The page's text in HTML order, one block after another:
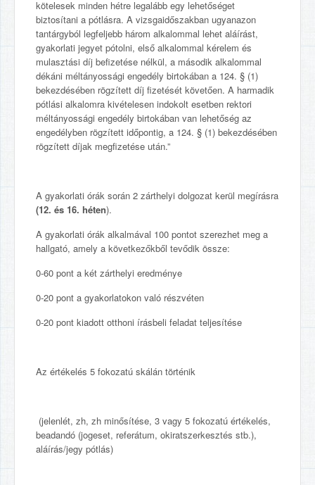
kötelesek minden hétre legalább egy lehetőséget
biztosítani a pótlásra. A vizsgaidőszakban ugyanazon
tantárgyból legfeljebb három alkalommal lehet aláírást,
gyakorlati jegyet pótolni, első alkalommal kérelem és
mulasztási díj befizetése nélkül, a második alkalommal
dékáni méltányossági engedély birtokában a 124. § (1)
bekezdésében rögzített díj fizetését követően. A harmadik
pótlási alkalomra kivételesen indokolt esetben rektori
méltányossági engedély birtokában van lehetőség az
engedélyben rögzített időpontig, a 124. § (1) bekezdésében
rögzített díjak megfizetése után.”
A gyakorlati órák során 2 zárthelyi dolgozat kerül megírásra
(12. és 16. héten).
A gyakorlati órák alkalmával 100 pontot szerezhet meg a
hallgató, amely a következőkből tevődik össze:
0-60 pont a két zárthelyi eredménye
0-20 pont a gyakorlatokon való részvéten
0-20 pont kiadott otthoni írásbeli feladat teljesítése
Az értékelés 5 fokozatú skálán történik
(jelenlét, zh, zh minősítése, 3 vagy 5 fokozatú értékelés,
beadandó (jogeset, referátum, okiratszerkesztés stb.),
aláírás/jegy pótlás)